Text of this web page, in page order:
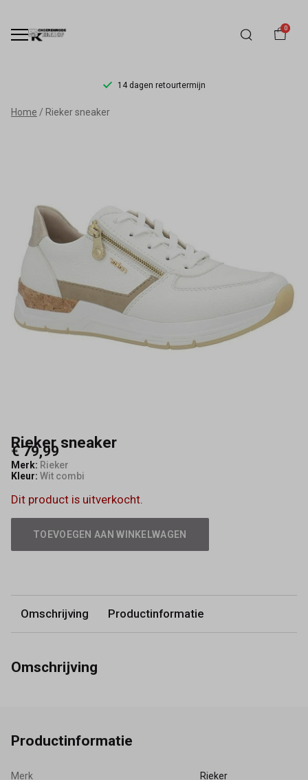
0
14 dagen retourtermijn
Rieker
Schoenmode
Kerkhof
Home Rieker sneaker
Rieker sneaker
€ 79,99
Merk: Rieker
Kleur: Wit combi
Dit product is uitverkocht.
TOEVOEGEN AAN WINKELWAGEN
Omschrijving Productinformatie
Omschrijving
Productinformatie
Merk Rieker